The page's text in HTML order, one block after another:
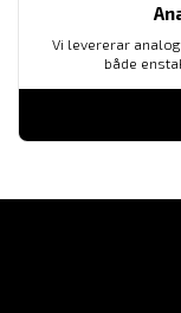
Vi levererar
både